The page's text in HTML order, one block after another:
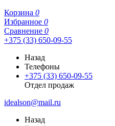
Корзина 0
Избранное 0
Сравнение 0
+375 (33) 650-09-55
Назад
Телефоны
+375 (33) 650-09-55
Отдел продаж
idealson@mail.ru
Назад